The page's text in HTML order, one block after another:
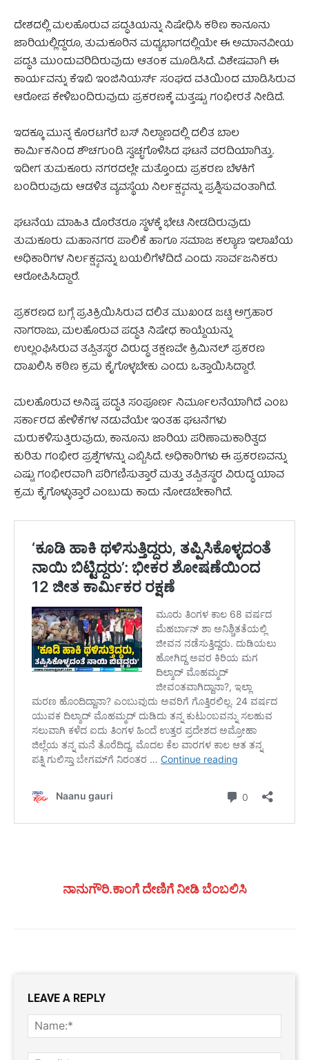
ದೇಶದಲ್ಲಿ ಮಲಹೊರುವ ಪದ್ಧತಿಯನ್ನು ನಿಷೇಧಿಸಿ ಕಠಿಣ ಕಾನೂನು
ಜಾರಿಯಲ್ಲಿದ್ದರೂ, ತುಮಕೂರಿನ ಮಧ್ಯಭಾಗದಲ್ಲಿಯೇ ಈ ಅಮಾನವೀಯ
ಪದ್ಧತಿ ಮುಂದುವರಿದಿರುವುದು ಆತಂಕ ಮೂಡಿಸಿದೆ. ವಿಶೇಷವಾಗಿ ಈ
ಕಾರ್ಯವನ್ನು ಕೆಇಬಿ ಇಂಜಿನಿಯರ್ಸ್ ಸಂಘದ ವತಿಯಿಂದ ಮಾಡಿಸಿರುವ
ಆರೋಪ ಕೇಳಿಬಂದಿರುವುದು ಪ್ರಕರಣಕ್ಕೆ ಮತ್ತಷ್ಟು ಗಂಭೀರತೆ ನೀಡಿದೆ.
ಇದಕ್ಕೂ ಮುನ್ನ ಕೊರಟಗೆರೆ ಬಸ್ ನಿಲ್ದಾಣದಲ್ಲಿ ದಲಿತ ಬಾಲ
ಕಾರ್ಮಿಕನಿಂದ ಶೌಚಗುಂಡಿ ಸ್ವಚ್ಛಗೊಳಿಸಿದ ಘಟನೆ ವರದಿಯಾಗಿತ್ತು.
ಇದೀಗ ತುಮಕೂರು ನಗರದಲ್ಲೇ ಮತ್ತೊಂದು ಪ್ರಕರಣ ಬೆಳಕಿಗೆ
ಬಂದಿರುವುದು ಆಡಳಿತ ವ್ಯವಸ್ಥೆಯ ನಿರ್ಲಕ್ಷ್ಯವನ್ನು ಪ್ರಶ್ನಿಸುವಂತಾಗಿದೆ.
ಘಟನೆಯ ಮಾಹಿತಿ ದೊರೆತರೂ ಸ್ಥಳಕ್ಕೆ ಭೇಟಿ ನೀಡದಿರುವುದು
ತುಮಕೂರು ಮಹಾನಗರ ಪಾಲಿಕೆ ಹಾಗೂ ಸಮಾಜ ಕಲ್ಯಾಣ ಇಲಾಖೆಯ
ಅಧಿಕಾರಿಗಳ ನಿರ್ಲಕ್ಷ್ಯವನ್ನು ಬಯಲಿಗೆಳೆದಿದೆ ಎಂದು ಸಾರ್ವಜನಿಕರು
ಆರೋಪಿಸಿದ್ದಾರೆ.
ಪ್ರಕರಣದ ಬಗ್ಗೆ ಪ್ರತಿಕ್ರಿಯಿಸಿರುವ ದಲಿತ ಮುಖಂಡ ಜಟ್ಟಿ ಅಗ್ರಹಾರ
ನಾಗರಾಜು, ಮಲಹೊರುವ ಪದ್ಧತಿ ನಿಷೇಧ ಕಾಯ್ದೆಯನ್ನು
ಉಲ್ಲಂಘಿಸಿರುವ ತಪ್ಪಿತಸ್ಥರ ವಿರುದ್ಧ ತಕ್ಷಣವೇ ಕ್ರಿಮಿನಲ್ ಪ್ರಕರಣ
ದಾಖಲಿಸಿ ಕಠಿಣ ಕ್ರಮ ಕೈಗೊಳ್ಳಬೇಕು ಎಂದು ಒತ್ತಾಯಿಸಿದ್ದಾರೆ.
ಮಲಹೊರುವ ಅನಿಷ್ಟ ಪದ್ಧತಿ ಸಂಪೂರ್ಣ ನಿರ್ಮೂಲನೆಯಾಗಿದೆ ಎಂಬ
ಸರ್ಕಾರದ ಹೇಳಿಕೆಗಳ ನಡುವೆಯೇ ಇಂತಹ ಘಟನೆಗಳು
ಮರುಕಳಿಸುತ್ತಿರುವುದು, ಕಾನೂನು ಜಾರಿಯ ಪರಿಣಾಮಕಾರಿತ್ವದ
ಕುರಿತು ಗಂಭೀರ ಪ್ರಶ್ನೆಗಳನ್ನು ಎಬ್ಬಿಸಿದೆ. ಅಧಿಕಾರಿಗಳು ಈ ಪ್ರಕರಣವನ್ನು
ಎಷ್ಟು ಗಂಭೀರವಾಗಿ ಪರಿಗಣಿಸುತ್ತಾರೆ ಮತ್ತು ತಪ್ಪಿತಸ್ಥರ ವಿರುದ್ಧ ಯಾವ
ಕ್ರಮ ಕೈಗೊಳ್ಳುತ್ತಾರೆ ಎಂಬುದು ಕಾದು ನೋಡಬೇಕಾಗಿದೆ.
ನಾನುಗೌರಿ.ಕಾಂಗೆ ದೇಣಿಗೆ ನೀಡಿ ಬೆಂಬಲಿಸಿ
LEAVE A REPLY